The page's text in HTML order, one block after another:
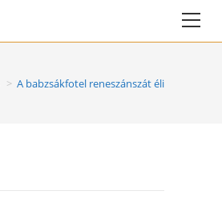
> A babzsákfotel reneszánszát éli